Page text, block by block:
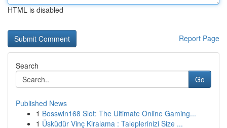
HTML is disabled
Report Page
Search
Go
Published News
1 Bosswin168 Slot: The Ultimate Online Gaming...
1 Üsküdür Vinç Kiralama : Taleplerinizi Size ...